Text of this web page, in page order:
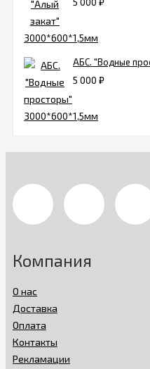
АБС. "Водные
5 000 ₽
Компания
О нас
Доставка
Оплата
Контакты
Рекламации